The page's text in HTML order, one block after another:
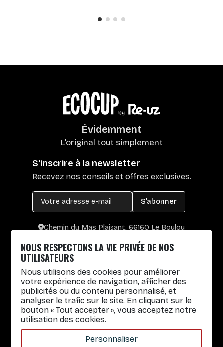
Évidemment
L'original tout simplement
S'inscrire à la newsletter
Recevez nos conseils et offres exclusives.
S’abonner
Chemin du Mas Plaisant, 66160 Le Boulou
Lun. au Vend. : 8h30-12h30 / 14h-17h
Gobelets réutilisables
Infos pratiques
Liens rapides
Nos Services
NOUS RESPECTONS LA VIE PRIVÉE DE NOS
UTILISATEURS
Nous utilisons des cookies pour améliorer
votre expérience de navigation, afficher des
publicités ou du contenu personnalisé, et
analyser le trafic sur le site. En cliquant sur le
bouton « Tout accepter », vous acceptez notre
utilisation des cookies.
Personnaliser